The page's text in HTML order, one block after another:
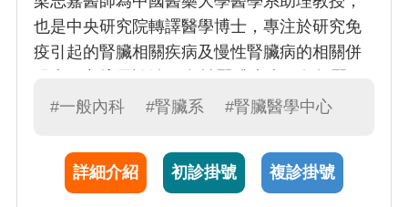
也是中央研究院轉譯醫學博士，專注於研究免
疫引起的腎臟相關疾病及慢性腎臟病的相關併
病、腎絲球炎、腎盂腎炎、急性腎衰竭等、 2)
透析及腹膜透析、4) 糖尿病及高血壓引起的腎
病變、5) 尿液檢驗異常，包括血尿或蛋白尿、
#一般內科 #腎臟系 #腎臟醫學中心
詳細介紹 初診掛號 複診掛號